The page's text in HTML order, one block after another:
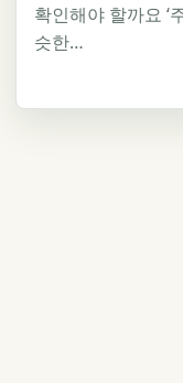
확인해야 할까요 ‘
슷한…